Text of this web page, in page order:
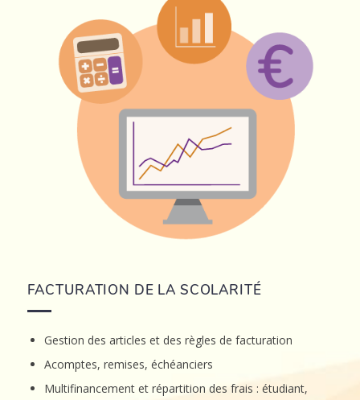
FACTURATION DE LA SCOLARITÉ
Gestion des articles et des règles de facturation
Acomptes, remises, échéanciers
Multifinancement et répartition des frais : étudiant,